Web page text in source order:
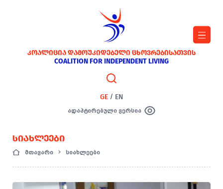
ᲙᲝᲐᲚᲘᲪᲘᲐ ᲓᲐᲛᲝᲣᲙᲘᲓᲔᲑᲔᲚᲘ ᲪᲮᲝᲕᲠᲔᲑᲘᲡᲐᲗᲕᲘᲡ
COALITION FOR INDEPENDENT LIVING
GE / EN
ადაპტირებული ვერსია
ᲡᲘᲐᲮᲚᲔᲔᲑᲘ
მთავარი სიახლეები